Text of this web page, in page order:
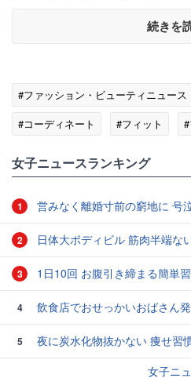
続きを
#ファッション・ビューティニュース
#コーディネート
#フィット
女子ニュースランキング
1 営みなく離婚寸前の窮地に 号
2 日体大ボディビル 筋肉半端な
3 1日10回 お腹引き締まる簡単
4 飲食店でおせっかいおばさん
5
夜に炭水化物抜かない 痩せ習
女子ニ